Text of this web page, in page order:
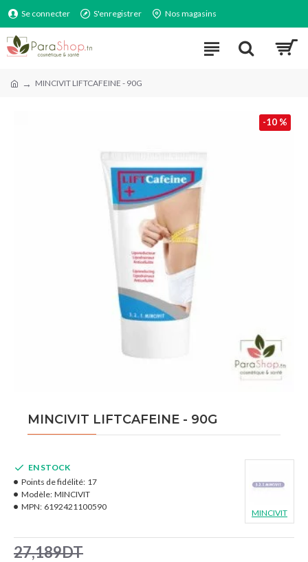
Se connecter S'enregistrer Nos magasins
MINCIVIT LIFTCAFEINE - 90G
-10 %
MINCIVIT LIFTCAFEINE - 90G
27,189DT
EN STOCK
Points de fidélité: 17
Modèle: MINCIVIT
MPN: 6192421100590
MINCIVIT